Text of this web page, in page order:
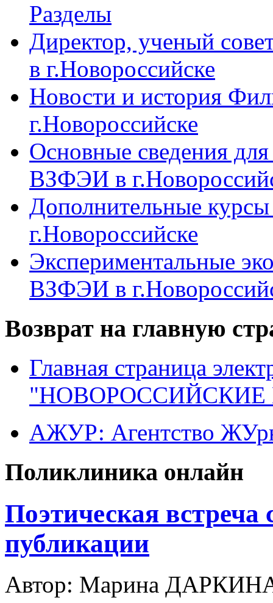
Разделы
Директор, ученый
в г.Новороссийске
Новости и история
г.Новороссийске
Основные сведения
ВЗФЭИ в
Дополнительные
г.Новороссийске
Экспериментальные
ВЗФЭИ в
Возврат на главную
Главная страница
"НОВОРОССИЙСКИЕ
АЖУР: Агентство
Поликлиника онлайн
Поэтическая
публикации
Автор: Марина